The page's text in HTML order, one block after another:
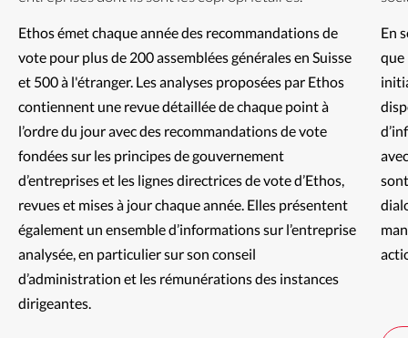
Ethos émet chaque année des recommandations de
vote pour plus de 200 assemblées générales en Suisse
et 500 à l'étranger. Les analyses proposées par Ethos
contiennent une revue détaillée de chaque point à
l’ordre du jour avec des recommandations de vote
fondées sur les principes de gouvernement
d’entreprises et les lignes directrices de vote d’Ethos,
revues et mises à jour chaque année. Elles présentent
également un ensemble d’informations sur l’entreprise
analysée, en particulier sur son conseil
d’administration et les rémunérations des instances
dirigeantes.
En
que